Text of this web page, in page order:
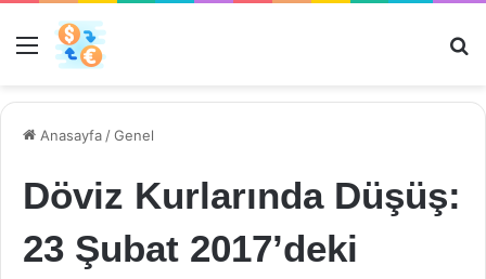
Menü
Anasayfa /Genel
Döviz Kurlarında Düşüş:
23 Şubat 2017’deki